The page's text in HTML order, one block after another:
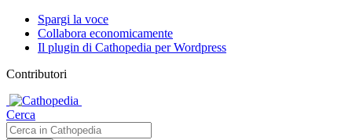
Spargi la voce
Collabora economicamente
Il plugin di Cathopedia per Wordpress
Contributori
Cerca